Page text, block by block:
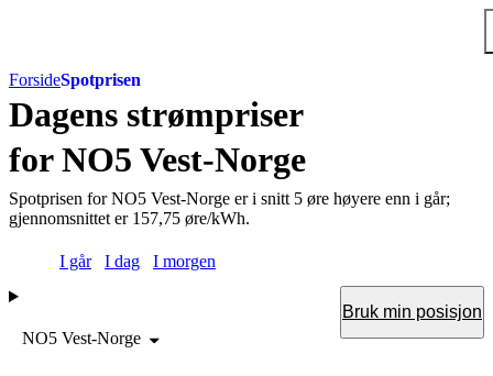
ForsideSpotprisen
Dagens strømpriser
for NO5 Vest-Norge
Spotprisen for NO5 Vest-Norge er i snitt 5 øre høyere enn i går;
gjennomsnittet er 157,75 øre/kWh.
Velg dagI går I dag I morgen
NO5 Vest-Norge
Bruk min posisjon